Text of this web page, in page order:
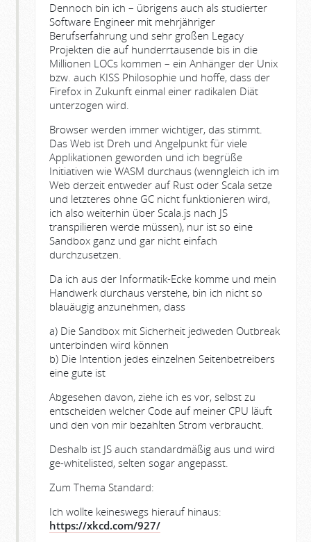
Dennoch bin ich – übrigens auch als studierter
Software Engineer mit mehrjähriger
Berufserfahrung und sehr großen Legacy
Projekten die auf hunderrtausende bis in die
Millionen LOCs kommen – ein Anhänger der Unix
bzw. auch KISS Philosophie und hoffe, dass der
Firefox in Zukunft einmal einer radikalen Diät
unterzogen wird.
Browser werden immer wichtiger, das stimmt.
Das Web ist Dreh und Angelpunkt für viele
Applikationen geworden und ich begrüße
Initiativen wie WASM durchaus (wenngleich ich im
Web derzeit entweder auf Rust oder Scala setze
und letzteres ohne GC nicht funktionieren wird,
ich also weiterhin über Scala.js nach JS
transpilieren werde müssen), nur ist so eine
Sandbox ganz und gar nicht einfach
durchzusetzen.
Da ich aus der Informatik-Ecke komme und mein
Handwerk durchaus verstehe, bin ich nicht so
blauäugig anzunehmen, dass
a) Die Sandbox mit Sicherheit jedweden Outbreak
unterbinden wird können
b) Die Intention jedes einzelnen Seitenbetreibers
eine gute ist
Abgesehen davon, ziehe ich es vor, selbst zu
entscheiden welcher Code auf meiner CPU läuft
und den von mir bezahlten Strom verbraucht.
Deshalb ist JS auch standardmäßig aus und wird
ge-whitelisted, selten sogar angepasst.
Zum Thema Standard:
Ich wollte keineswegs hierauf hinaus:
https://xkcd.com/927/